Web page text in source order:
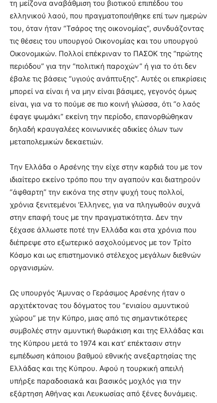
τη μείζονα αναβάθμιση του βιοτικού επιπέδου του
ελληνικού λαού, που πραγματοποιήθηκε επί των ημερών
του, όταν ήταν “Τσάρος της οικονομίας”, συνδυάζοντας
τις θέσεις του υπουργού Οικονομίας και του υπουργού
Οικονομικών. Πολλοί επέκριναν το ΠΑΣΟΚ της “πρώτης
περιόδου” για την “πολιτική παροχών” ή για το ότι δεν
έβαλε τις βάσεις “υγιούς ανάπτυξης”. Αυτές οι επικρίσεις
μπορεί να είναι ή να μην είναι βάσιμες, γεγονός όμως
είναι, για να το πούμε σε πιο κοινή γλώσσα, ότι “ο λαός
έφαγε ψωμάκι” εκείνη την περίοδο, επανορθώθηκαν
δηλαδή κραυγαλέες κοινωνικές αδικίες όλων των
μεταπολεμικών δεκαετιών.
Την Ελλάδα ο Αρσένης την είχε στην καρδιά του με τον
ιδιαίτερο εκείνο τρόπο που την αγαπούν και διατηρούν
“άφθαρτη” την εικόνα της στην ψυχή τους πολλοί,
χρόνια ξενιτεμένοι ‘Ελληνες, για να πληγωθούν συχνά
στην επαφή τους με την πραγματικότητα. Δεν την
ξέχασε άλλωστε ποτέ την Ελλάδα και στα χρόνια που
διέπρεψε στο εξωτερικό ασχολούμενος με τον Τρίτο
Κόσμο και ως επιστημονικό στέλεχος μεγάλων διεθνών
οργανισμών.
Ως υπουργός ‘Αμυνας ο Γεράσιμος Αρσένης ήταν ο
αρχιτέκτονας του δόγματος του “ενιαίου αμυντικού
χώρου” με την Κύπρο, μιας από τις σημαντικότερες
συμβολές στην αμυντική θωράκιση και της Ελλάδας και
της Κύπρου μετά το 1974 και κατ’ επέκτασιν στην
εμπέδωση κάποιου βαθμού εθνικής ανεξαρτησίας της
Ελλάδας και της Κύπρου. Αφού η τουρκική απειλή
υπήρξε παραδοσιακά και βασικός μοχλός για την
εξάρτηση Αθήνας και Λευκωσίας από ξένες δυνάμεις.